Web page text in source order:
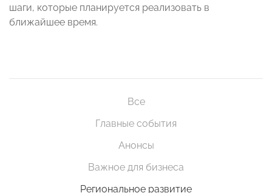
шаги, которые планируется реализовать в
ближайшее время.
Все
Главные события
Анонсы
Важное для бизнеса
Региональное развитие